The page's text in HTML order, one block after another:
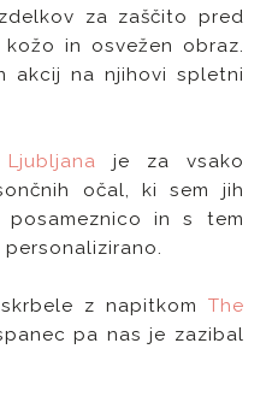
za zaščito pred
in osvežen obraz.
akcij na njihovi spletni
je za vsako
očal, ki sem jih
in s tem
z napitkom The
pa nas je zazibal